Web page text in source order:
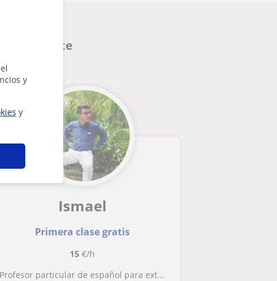
y
y
interesarte
Ismael
Primera clase gratis
15 €/h
Profesor particular de español para extranjeros. Soy estudiante de grado en lengua y literatura española. Tengo experiencia dando clases y cuidando de niños. Me adapto a las necesidades de cada alumno